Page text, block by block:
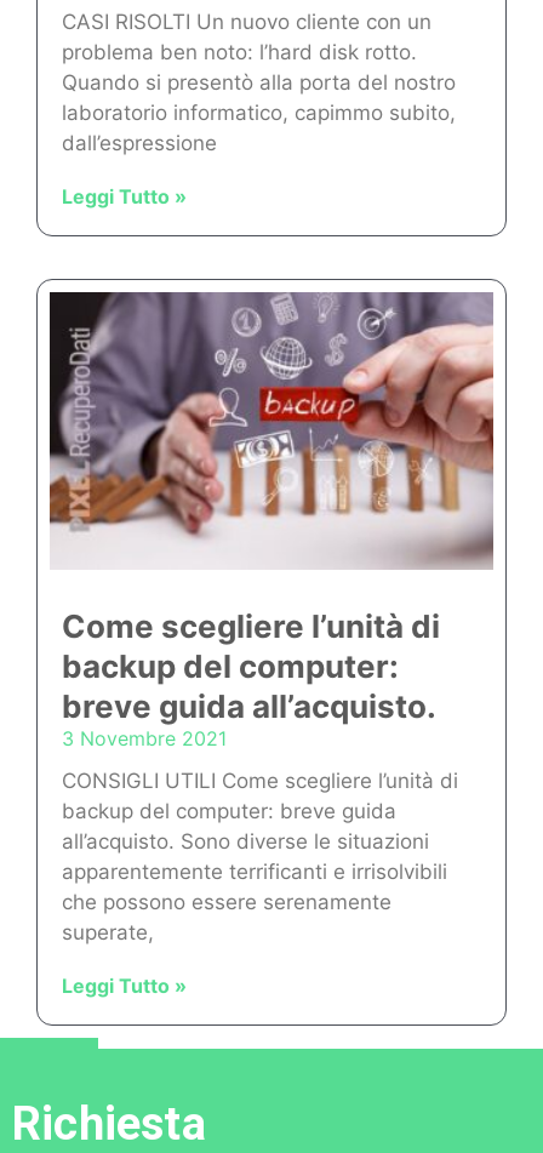
CASI RISOLTI Un nuovo cliente con un
problema ben noto: l’hard disk rotto.
Quando si presentò alla porta del nostro
laboratorio informatico, capimmo subito,
dall’espressione
Leggi Tutto »
Come scegliere l’unità di
backup del computer:
breve guida all’acquisto.
3 Novembre 2021
CONSIGLI UTILI Come scegliere l’unità di
backup del computer: breve guida
all’acquisto. Sono diverse le situazioni
apparentemente terrificanti e irrisolvibili
che possono essere serenamente
superate,
Leggi Tutto »
Richiesta